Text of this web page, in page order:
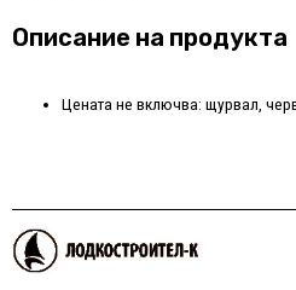
Описание на продукта
Цената не включва: щурвал,